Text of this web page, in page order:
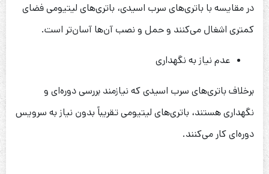
در مقایسه با باتری‌های سرب اسیدی، باتری‌های لیتیومی فضای
کمتری اشغال می‌کنند و حمل و نصب آن‌ها آسان‌تر است.
عدم نیاز به نگهداری
برخلاف باتری‌های سرب اسیدی که نیازمند بررسی دوره‌ای و
نگهداری هستند، باتری‌های لیتیومی تقریباً بدون نیاز به سرویس
دوره‌ای کار می‌کنند.